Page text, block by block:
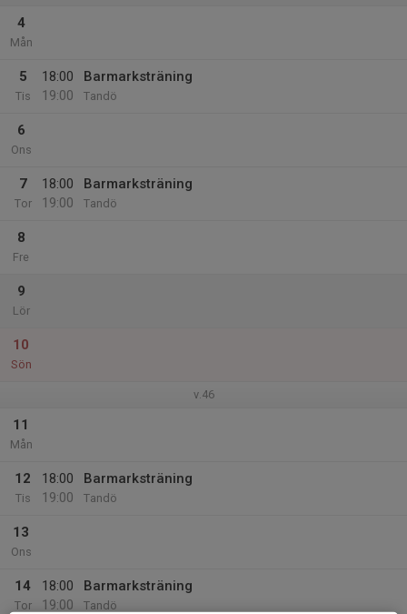
4
Mån
5
Tis
18:00
19:00
Barmarksträning
Tandö
6
Ons
7
Tor
18:00
19:00
Barmarksträning
Tandö
8
Fre
9
Lör
10
Sön
v.46
11
Mån
12
Tis
18:00
19:00
Barmarksträning
Tandö
13
Ons
14
Tor
18:00
19:00
Barmarksträning
Tandö